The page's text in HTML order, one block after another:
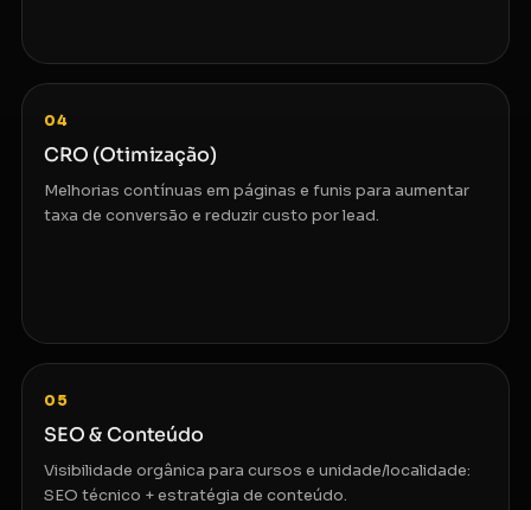
04
CRO (Otimização)
Melhorias contínuas em páginas e funis para aumentar
taxa de conversão e reduzir custo por lead.
05
SEO & Conteúdo
Visibilidade orgânica para cursos e unidade/localidade:
SEO técnico + estratégia de conteúdo.